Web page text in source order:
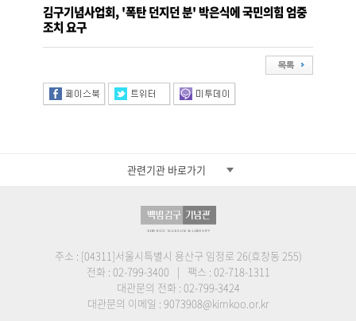
김구기념사업회, '폭탄 던지던 분' 박은식에 국민의힘 엄중
조치 요구
관련기관 바로가기
주소 : [04311]서울시특별시 용산구 임정로 26(효창동 255)
전화 : 02-799-3400
|
팩스 : 02-718-1311
대관문의 전화 : 02-799-3424
대관문의 이메일 : 9073908@kimkoo.or.kr